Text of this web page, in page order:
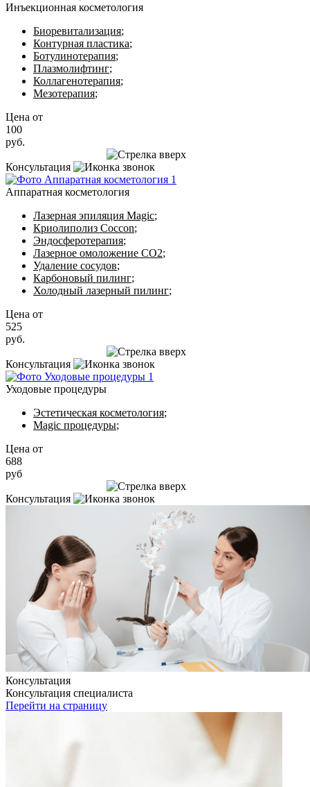
Инъекционная косметология
Биоревитализация;
Контурная пластика;
Ботулинотерапия;
Плазмолифтинг;
Коллагенотерапия;
Мезотерапия;
Цена от
100
руб.
Консультация
Аппаратная косметология
Лазерная эпиляция Magic;
Криолиполиз Coccon;
Эндосферотерапия;
Лазерное омоложение CO2;
Удаление сосудов;
Карбоновый пилинг;
Холодный лазерный пилинг;
Цена от
525
руб.
Консультация
Уходовые процедуры
Эстетическая косметология;
Magic процедуры;
Цена от
688
руб
Консультация
Консультация
Консультация специалиста
Перейти на страницу